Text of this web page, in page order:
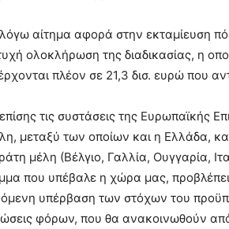
λόγω αίτημα αφορά στην εκταμίευση
ολοκλήρωση της διαδικασίας, η
πλέον σε 21,3 δισ. ευρώ που
τις συστάσεις της Ευρωπαϊκής
μεταξύ των οποίων και η Ελλάδα,
μέλη (Βέλγιο, Γαλλία, Ουγγαρία,
που υπέβαλε η χώρα μας,
υπέρβαση των στόχων του
φόρων, που θα ανακοινωθούν